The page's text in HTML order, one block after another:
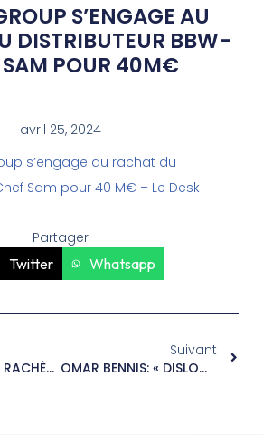
S’ENGAGE AU
DISTRIBUTEUR BBW-
SAM POUR 40M€
avril 25, 2024
s’engage au rachat du
Sam pour 40 M€ – Le Desk
Partager
Twitter
Whatsapp
DISLOG GROUP RACHÈTE LE DISTRIBUTEUR EUROPÉEN BBW-CHEF SAM
Suivant
OMAR BENNIS: « DISLOG VEUT DEVENIR UN ACTEUR INCONTOURNABLE DE LA DISTRIBUTION EN EUROPE »